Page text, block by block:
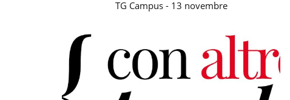
TG Campus - 13 novembre